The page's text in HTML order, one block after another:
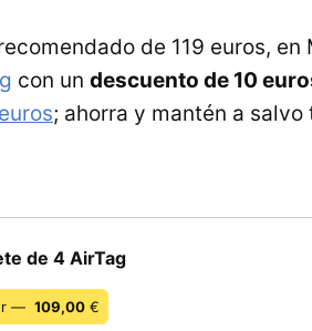
de 119 euros, en
con un descuento de 10
; ahorra y mantén a salvo
de 4 AirTag
— 109,00 €